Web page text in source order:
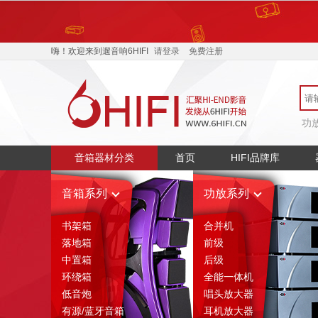
嗨！欢迎来到遛音响6HIFI 请登录 免费注册
功
音箱器材分类 首页 HIFI品牌库
音箱系列
书架箱
落地箱
中置箱
环绕箱
低音炮
有源/蓝牙音箱
功放系列
合并机
前级
后级
全能一体机
唱头放大器
耳机放大器
产品介